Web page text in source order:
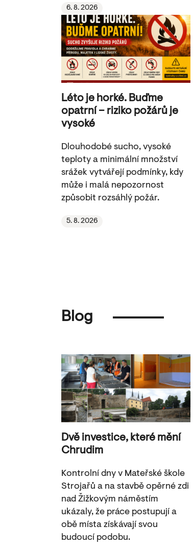
6. 8. 2026
Léto je horké. Buďme
opatrní – riziko požárů je
vysoké
Dlouhodobé sucho, vysoké
teploty a minimální množství
srážek vytvářejí podmínky, kdy
může i malá nepozornost
způsobit rozsáhlý požár.
5. 8. 2026
Blog
Dvě investice, které mění
Chrudim
Kontrolní dny v Mateřské škole
Strojařů a na stavbě opěrné zdi
nad Žižkovým náměstím
ukázaly, že práce postupují a
obě místa získávají svou
budoucí podobu.